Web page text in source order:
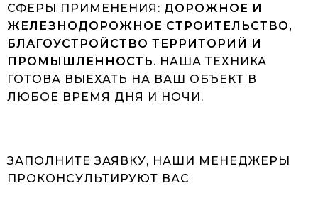
СФЕРЫ ПРИМЕНЕНИЯ: ДОРОЖНОЕ И
ЖЕЛЕЗНОДОРОЖНОЕ СТРОИТЕЛЬСТВО,
БЛАГОУСТРОЙСТВО ТЕРРИТОРИЙ И
ПРОМЫШЛЕННОСТЬ. НАША ТЕХНИКА
ГОТОВА ВЫЕХАТЬ НА ВАШ ОБЪЕКТ В
ЛЮБОЕ ВРЕМЯ ДНЯ И НОЧИ.
ЗАПОЛНИТЕ ЗАЯВКУ, НАШИ МЕНЕДЖЕРЫ
ПРОКОНСУЛЬТИРУЮТ ВАС